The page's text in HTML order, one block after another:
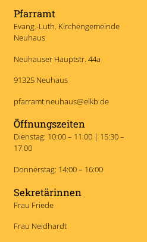
Pfarramt
Evang.-Luth. Kirchengemeinde
Neuhaus
Neuhauser Hauptstr. 44a
91325 Neuhaus
pfarramt.neuhaus@elkb.de
Öffnungszeiten
Dienstag: 10:00 – 11:00 | 15:30 –
17:00
Donnerstag: 14:00 – 16:00
Sekretärinnen
Frau Friede
Frau Neidhardt